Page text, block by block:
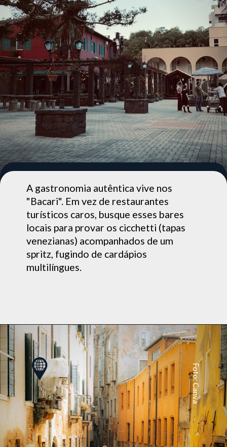
A gastronomia autêntica vive nos
"Bacari". Em vez de restaurantes
turísticos caros, busque esses bares
locais para provar os cicchetti (tapas
venezianas) acompanhados de um
spritz, fugindo de cardápios
multilíngues.
Foto: Canva